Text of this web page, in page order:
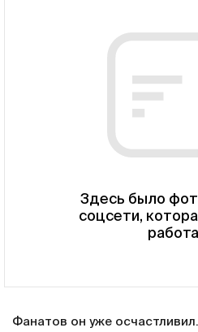
Здесь было
соцсети,
Фанатов он уже осчастливил.